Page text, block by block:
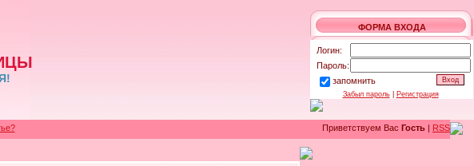
ФОРМА ВХОДА
Логин:
Пароль:
запомнить
Забыл пароль| Регистрация
Приветствуем Вас Гость | RSS